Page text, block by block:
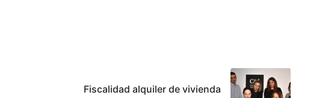
Fiscalidad alquiler de vivienda